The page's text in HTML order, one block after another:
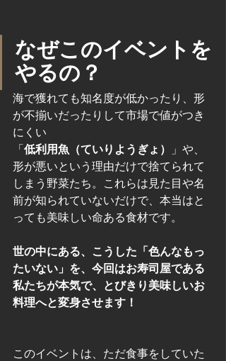
なぜこのイベントを
やるの？
海で獲れても知名度が低かったり、形
が不揃いだったりして市場で値がつき
にくい
「 低利用魚（ていりようぎょ）
」や、
形が悪いという理由だけで捨てられて
しまう野菜たち。これらは見た目や名
前が知られていないだけで、本当はと
っても美味しい命ある食材です。
世の中にある、こうした「色んなもっ
たいない」を、今回はお寿司屋である
私たちが本気で、とびきり美味しいお
料理へと変身させます！
このイベントは、ただ食事をしていた